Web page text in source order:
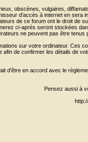
obscènes, vulgaires,
d'accès à internet en
de ce forum ont le droit de
ci-après seront stockées
ne peuvent pas être
sur votre ordinateur. Ces
afin de confirmer les détails de
d'être en accord avec le
Pensez aussi à